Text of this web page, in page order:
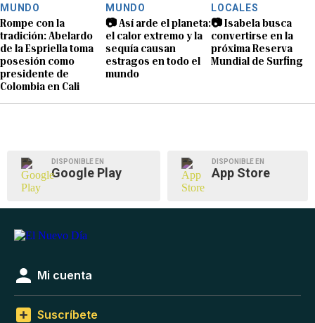
MUNDO
Rompe con la
tradición: Abelardo
de la Espriella toma
posesión como
presidente de
Colombia en Cali
MUNDO
📷 Así arde el planeta:
el calor extremo y la
sequía causan
estragos en todo el
mundo
LOCALES
📷 Isabela busca
convertirse en la
próxima Reserva
Mundial de Surfing
DISPONIBLE EN
Google Play
DISPONIBLE EN
App Store
Mi cuenta
Suscríbete